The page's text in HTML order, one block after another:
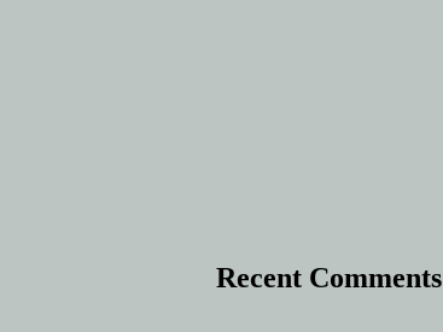
Recent Comments